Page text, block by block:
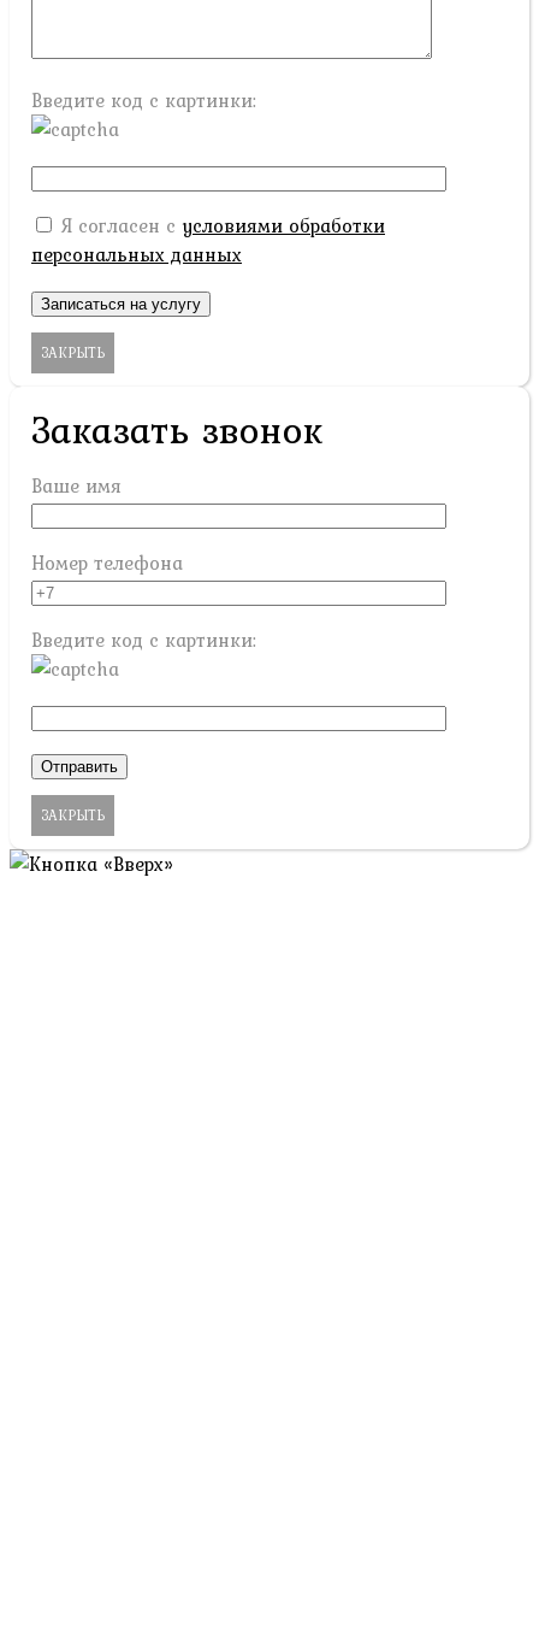
Введите код с картинки:
Я согласен с условиями обработки
персональных данных
ЗАКРЫТЬ
Заказать звонок
Ваше имя
Номер телефона
Введите код с картинки:
ЗАКРЫТЬ